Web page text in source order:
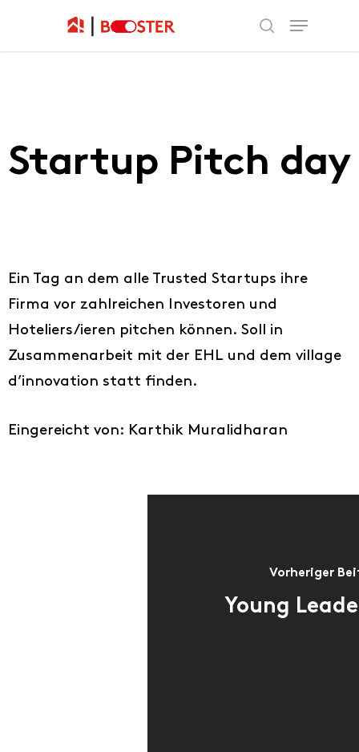
Startup Pitch day
Ein Tag an dem alle Trusted Startups ihre
Firma vor zahlreichen Investoren und
Hoteliers/ieren pitchen können. Soll in
Zusammenarbeit mit der EHL und dem village
d’innovation statt finden.
Eingereicht von: Karthik Muralidharan
Vorheriger
Young